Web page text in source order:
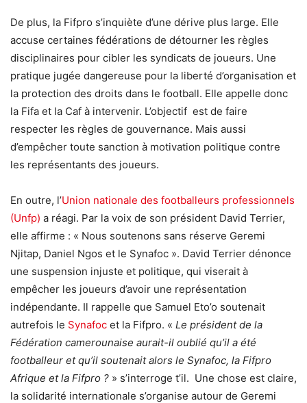
De plus, la Fifpro s’inquiète d’une dérive plus large. Elle
accuse certaines fédérations de détourner les règles
disciplinaires pour cibler les syndicats de joueurs. Une
pratique jugée dangereuse pour la liberté d’organisation et
la protection des droits dans le football. Elle appelle donc
la Fifa et la Caf à intervenir. L’objectif est de faire
respecter les règles de gouvernance. Mais aussi
d’empêcher toute sanction à motivation politique contre
les représentants des joueurs.
En outre, l’Union nationale des footballeurs professionnels
(Unfp) a réagi. Par la voix de son président David Terrier,
elle affirme : « Nous soutenons sans réserve Geremi
Njitap, Daniel Ngos et le Synafoc ». David Terrier dénonce
une suspension injuste et politique, qui viserait à
empêcher les joueurs d’avoir une représentation
indépendante. Il rappelle que Samuel Eto’o soutenait
autrefois le Synafoc et la Fifpro. « Le président de la
Fédération camerounaise aurait-il oublié qu’il a été
footballeur et qu’il soutenait alors le Synafoc, la Fifpro
Afrique et la Fifpro ? » s’interroge t’il. Une chose est claire,
la solidarité internationale s’organise autour de Geremi